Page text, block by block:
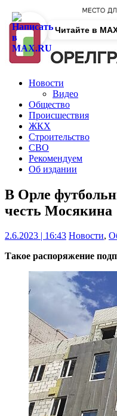
Новости
Видео
Общество
Происшествия
ЖКХ
Строительство
СВО
Рекомендуем
Об издании
В Орле
честь Мосякина
2.6.2023 | 16:43 Новости,
Такое распоряжение
Читайте в